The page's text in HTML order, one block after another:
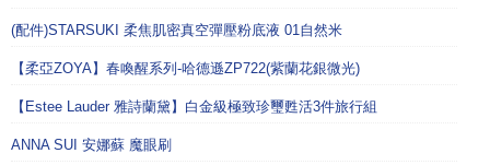
(配件)STARSUKI 柔焦肌密真空彈壓粉底液 01自然米
【柔亞ZOYA】春喚醒系列-哈德遜ZP722(紫蘭花銀微光)
【Estee Lauder 雅詩蘭黛】白金級極致珍璽甦活3件旅行組
ANNA SUI 安娜蘇 魔眼刷